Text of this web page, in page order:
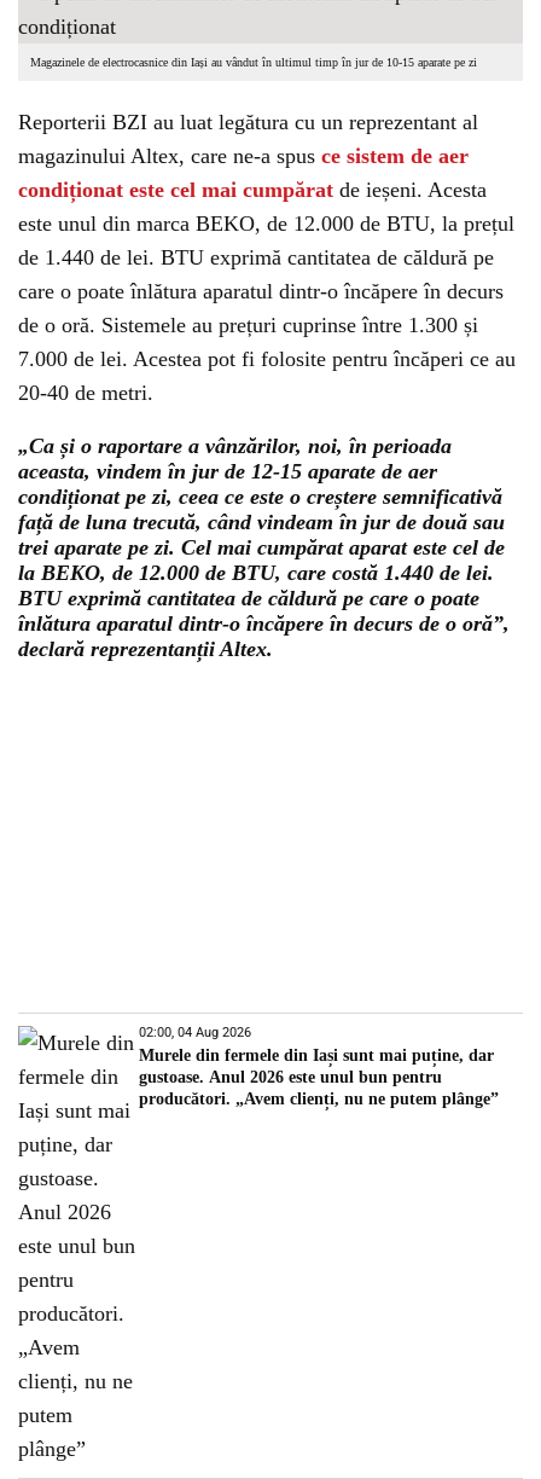
Magazinele de electrocasnice din Iași au vândut în ultimul timp în jur de 10-15 aparate pe zi
Reporterii BZI au luat legătura cu un reprezentant al
magazinului Altex, care ne-a spus ce sistem de aer
condiționat este cel mai cumpărat de ieșeni. Acesta
este unul din marca BEKO, de 12.000 de BTU, la prețul
de 1.440 de lei. BTU exprimă cantitatea de căldură pe
care o poate înlătura aparatul dintr-o încăpere în decurs
de o oră. Sistemele au prețuri cuprinse între 1.300 și
7.000 de lei. Acestea pot fi folosite pentru încăperi ce au
20-40 de metri.
„Ca și o raportare a vânzărilor, noi, în perioada
aceasta, vindem în jur de 12-15 aparate de aer
condiționat pe zi, ceea ce este o creștere semnificativă
față de luna trecută, când vindeam în jur de două sau
trei aparate pe zi. Cel mai cumpărat aparat este cel de
la BEKO, de 12.000 de BTU, care costă 1.440 de lei.
BTU exprimă cantitatea de căldură pe care o poate
înlătura aparatul dintr-o încăpere în decurs de o oră”,
declară reprezentanții Altex.
02:00, 04 Aug 2026
Murele din fermele din Iași sunt mai puține, dar
gustoase. Anul 2026 este unul bun pentru
producători. „Avem clienți, nu ne putem plânge”